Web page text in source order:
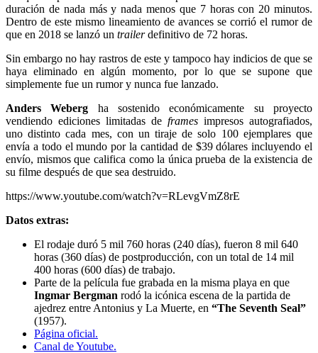
duración de nada más y nada menos que 7 horas con 20 minutos.
Dentro de este mismo lineamiento de avances se corrió el rumor de
que en 2018 se lanzó un trailerdefinitivo de 72 horas.
Sin embargo no hay rastros de este y tampoco hay indicios de que se
haya eliminado en algún momento, por lo que se supone que
simplemente fue un rumor y nunca fue lanzado.
Anders
Weberg ha sostenido económicamente su proyecto
vendiendo ediciones limitadas de frames impresos autografiados,
uno distinto cada mes, con un tiraje de solo 100 ejemplares que
envía a todo el mundo por la cantidad de $39 dólares incluyendo el
envío, mismos que califica como la única prueba de la existencia de
su filme después de que sea destruido.
https://www.youtube.com/watch?v=RLevgVmZ8rE
Datos extras:
El rodaje duró 5 mil 760 horas (240 días), fueron 8 mil 640
horas (360 días) de postproducción, con un total de 14 mil
400 horas (600 días) de trabajo.
Parte de la película fue grabada en la misma playa en que
Ingmar Bergman rodó la icónica escena de la partida de
ajedrez entre Antonius y La Muerte, en “The Seventh Seal”
(1957).
Página oficial.
Canal de Youtube.